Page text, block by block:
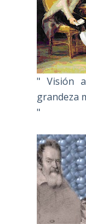
" Visión
grandeza
"